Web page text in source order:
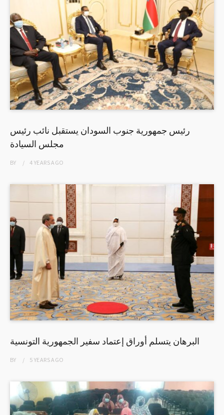
رئيس جمهورية جنوب السودان يستقبل نائب رئيس
مجلس السيادة
BY 4 YEARSAGO
البرهان يتسلم أوراق إعتماد سفير الجمهورية التونسية
BY 5 YEARSAGO